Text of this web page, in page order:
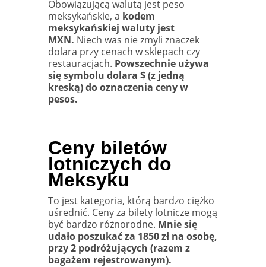
Obowiązującą walutą jest peso
meksykańskie, a kodem
meksykańskiej waluty jest
MXN. Niech was nie zmyli znaczek
dolara przy cenach w sklepach czy
restauracjach. Powszechnie używa
się symbolu dolara $ (z jedną
kreską) do oznaczenia ceny w
pesos.
Ceny biletów
lotniczych do
Meksyku
To jest kategoria, którą bardzo ciężko
uśrednić. Ceny za bilety lotnicze mogą
być bardzo różnorodne. Mnie się
udało poszukać za 1850 zł na osobę,
przy 2 podróżujących (razem z
bagażem rejestrowanym).